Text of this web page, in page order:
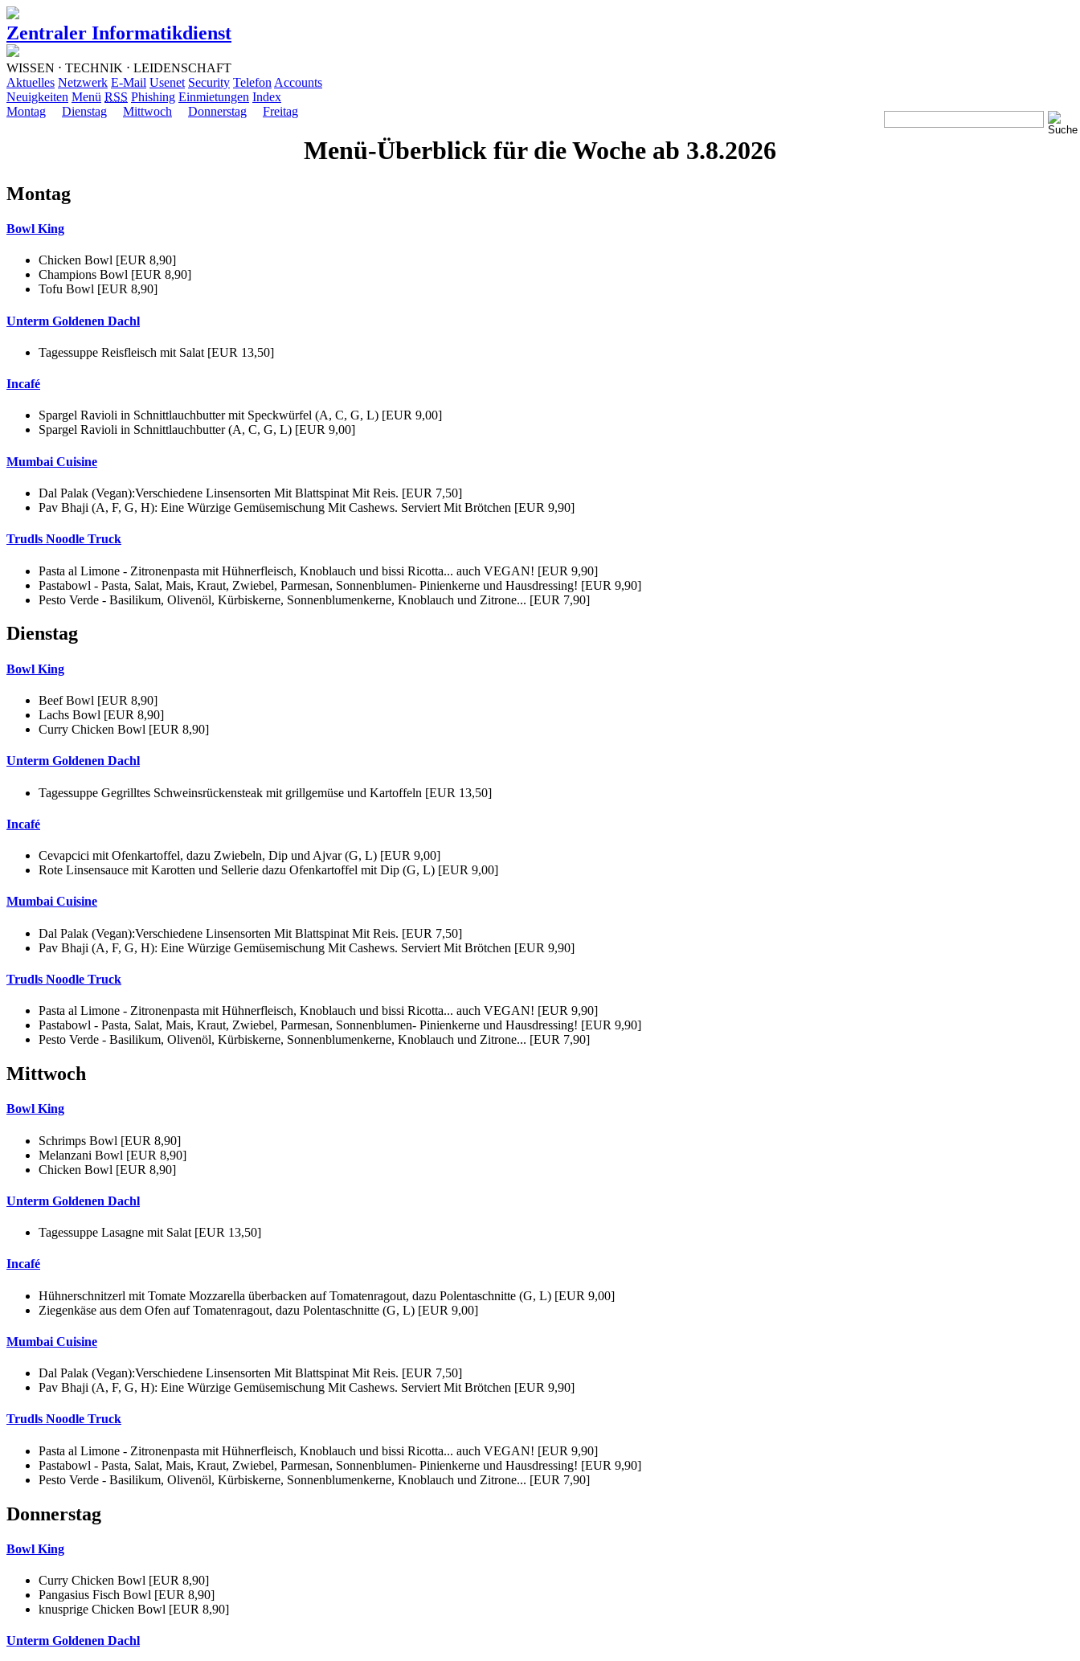
Zentraler Informatikdienst
WISSEN ⋅ TECHNIK ⋅ LEIDENSCHAFT
Aktuelles Netzwerk E-Mail Usenet Security Telefon Accounts
Neuigkeiten Menü RSS Phishing Einmietungen Index
Montag
Dienstag Mittwoch Donnerstag Freitag
Menü-Überblick für die Woche ab 3.8.2026
Montag
Bowl King
Chicken Bowl [EUR 8,90]
Champions Bowl [EUR 8,90]
Tofu Bowl [EUR 8,90]
Unterm Goldenen Dachl
Tagessuppe Reisfleisch mit Salat [EUR 13,50]
Incafé
Spargel Ravioli in Schnittlauchbutter mit Speckwürfel (A, C, G, L) [EUR 9,00]
Spargel Ravioli in Schnittlauchbutter (A, C, G, L) [EUR 9,00]
Mumbai Cuisine
Dal Palak (Vegan):Verschiedene Linsensorten Mit Blattspinat Mit Reis. [EUR 7,50]
Pav Bhaji (A, F, G, H): Eine Würzige Gemüsemischung Mit Cashews. Serviert Mit Brötchen [EUR 9,90]
Trudls Noodle Truck
Pasta al Limone - Zitronenpasta mit Hühnerfleisch, Knoblauch und bissi Ricotta... auch VEGAN! [EUR 9,90]
Pastabowl - Pasta, Salat, Mais, Kraut, Zwiebel, Parmesan, Sonnenblumen- Pinienkerne und Hausdressing! [EUR 9,90]
Pesto Verde - Basilikum, Olivenöl, Kürbiskerne, Sonnenblumenkerne, Knoblauch und Zitrone... [EUR 7,90]
Dienstag
Bowl King
Beef Bowl [EUR 8,90]
Lachs Bowl [EUR 8,90]
Curry Chicken Bowl [EUR 8,90]
Unterm Goldenen Dachl
Tagessuppe Gegrilltes Schweinsrückensteak mit grillgemüse und Kartoffeln [EUR 13,50]
Incafé
Cevapcici mit Ofenkartoffel, dazu Zwiebeln, Dip und Ajvar (G, L) [EUR 9,00]
Rote Linsensauce mit Karotten und Sellerie dazu Ofenkartoffel mit Dip (G, L) [EUR 9,00]
Mumbai Cuisine
Dal Palak (Vegan):Verschiedene Linsensorten Mit Blattspinat Mit Reis. [EUR 7,50]
Pav Bhaji (A, F, G, H): Eine Würzige Gemüsemischung Mit Cashews. Serviert Mit Brötchen [EUR 9,90]
Trudls Noodle Truck
Pasta al Limone - Zitronenpasta mit Hühnerfleisch, Knoblauch und bissi Ricotta... auch VEGAN! [EUR 9,90]
Pastabowl - Pasta, Salat, Mais, Kraut, Zwiebel, Parmesan, Sonnenblumen- Pinienkerne und Hausdressing! [EUR 9,90]
Pesto Verde - Basilikum, Olivenöl, Kürbiskerne, Sonnenblumenkerne, Knoblauch und Zitrone... [EUR 7,90]
Mittwoch
Bowl King
Schrimps Bowl [EUR 8,90]
Melanzani Bowl [EUR 8,90]
Chicken Bowl [EUR 8,90]
Unterm Goldenen Dachl
Tagessuppe Lasagne mit Salat [EUR 13,50]
Incafé
Hühnerschnitzerl mit Tomate Mozzarella überbacken auf Tomatenragout, dazu Polentaschnitte (G, L) [EUR 9,00]
Ziegenkäse aus dem Ofen auf Tomatenragout, dazu Polentaschnitte (G, L) [EUR 9,00]
Mumbai Cuisine
Dal Palak (Vegan):Verschiedene Linsensorten Mit Blattspinat Mit Reis. [EUR 7,50]
Pav Bhaji (A, F, G, H): Eine Würzige Gemüsemischung Mit Cashews. Serviert Mit Brötchen [EUR 9,90]
Trudls Noodle Truck
Pasta al Limone - Zitronenpasta mit Hühnerfleisch, Knoblauch und bissi Ricotta... auch VEGAN! [EUR 9,90]
Pastabowl - Pasta, Salat, Mais, Kraut, Zwiebel, Parmesan, Sonnenblumen- Pinienkerne und Hausdressing! [EUR 9,90]
Pesto Verde - Basilikum, Olivenöl, Kürbiskerne, Sonnenblumenkerne, Knoblauch und Zitrone... [EUR 7,90]
Donnerstag
Bowl King
Curry Chicken Bowl [EUR 8,90]
Pangasius Fisch Bowl [EUR 8,90]
knusprige Chicken Bowl [EUR 8,90]
Unterm Goldenen Dachl